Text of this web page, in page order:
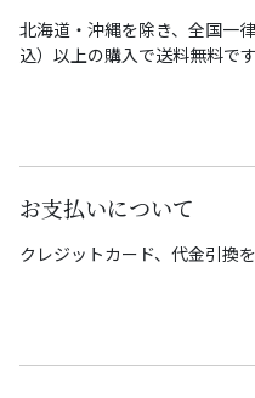
北海道・沖縄を除き、全国一
込）以上の購入で送料無料です
お支払いについて
クレジットカード、代金引換